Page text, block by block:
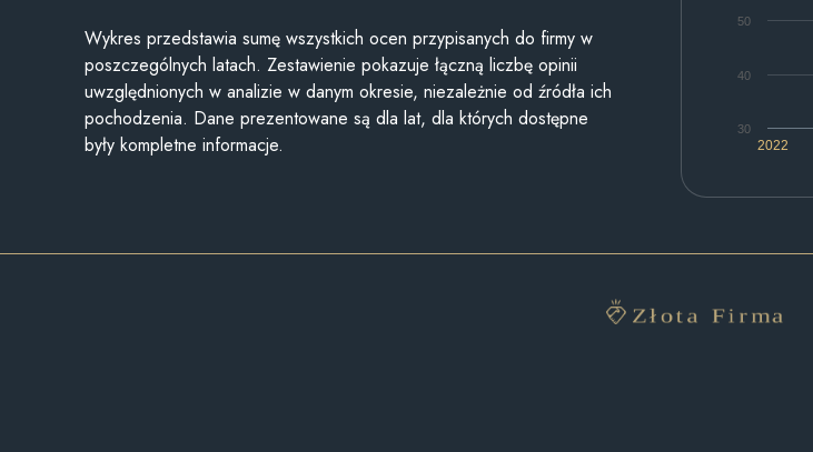
2022
30
40
50
Wykres przedstawia sumę wszystkich ocen przypisanych do firmy w
poszczególnych latach. Zestawienie pokazuje łączną liczbę opinii
uwzględnionych w analizie w danym okresie, niezależnie od źródła ich
pochodzenia. Dane prezentowane są dla lat, dla których dostępne
były kompletne informacje.